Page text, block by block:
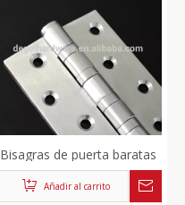
Bisagras de puerta baratas
de 102 mm Bisagras de
puerta con rodamiento de
Añadir al carrito